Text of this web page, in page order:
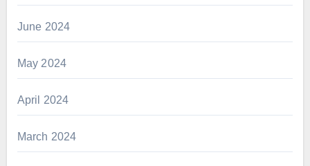
June 2024
May 2024
April 2024
March 2024